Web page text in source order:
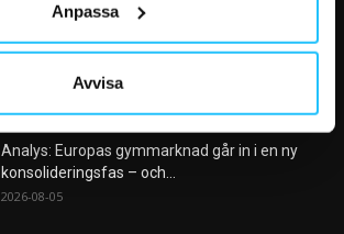
Anpassa
Avvisa
AI kommer aldrig kunna ersätta en frukost
Analys: Europas gymmarknad går in i en ny
konsolideringsfas – och...
2026-08-05